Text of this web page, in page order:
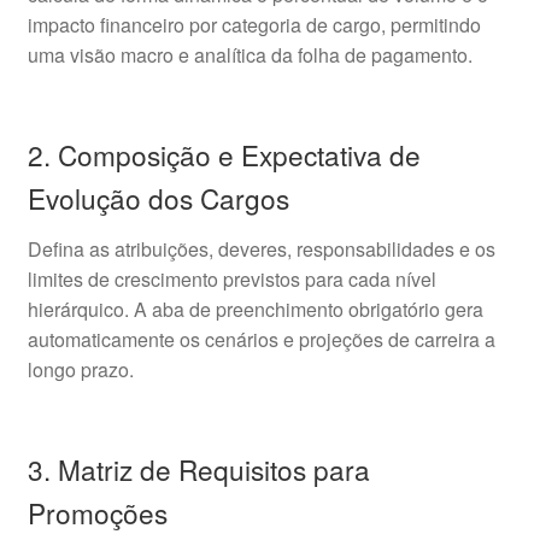
impacto financeiro por categoria de cargo, permitindo
uma visão macro e analítica da folha de pagamento.
2. Composição e Expectativa de
Evolução dos Cargos
Defina as atribuições, deveres, responsabilidades e os
limites de crescimento previstos para cada nível
hierárquico. A aba de preenchimento obrigatório gera
automaticamente os cenários e projeções de carreira a
longo prazo.
3. Matriz de Requisitos para
Promoções